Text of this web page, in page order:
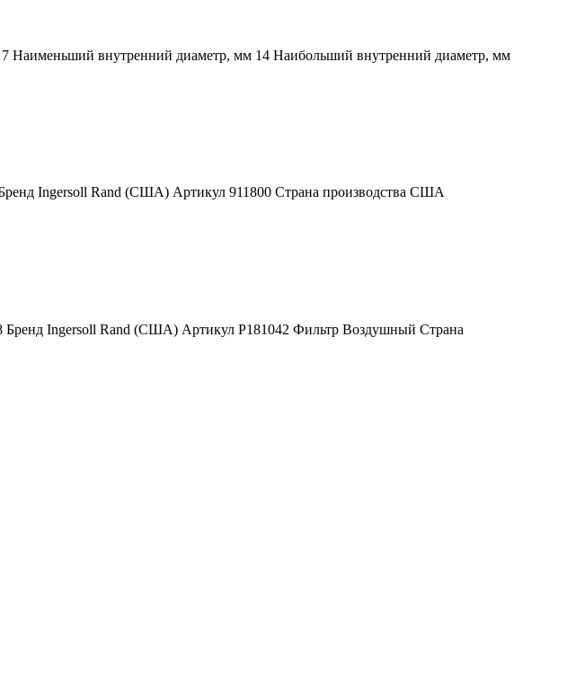
Наименьший внутренний диаметр, мм 14 Наибольший внутренний диаметр, мм
Ingersoll Rand (США) Артикул 911800 Страна производства США
Бренд Ingersoll Rand (США) Артикул P181042 Фильтр Воздушный Страна